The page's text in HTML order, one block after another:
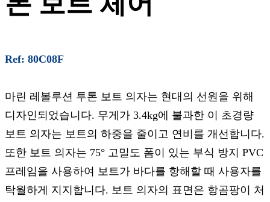
Ref: 80C08F
마린 레볼루션 투톤 보트 의자는 현대의 선원을 위해
디자인되었습니다. 무게가 3.4kg에 불과한 이 초경량
보트 의자는 보트의 하중을 줄이고 연비를 개선합니다.
또한 보트 의자는 75° 고밀도 폼이 있는 부식 방지 PVC
프레임을 사용하여 보트가 바다를 항해할 때 사용자를
탁월하게 지지합니다. 보트 의자의 표면은 항곰팡이 처